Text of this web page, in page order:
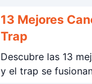
13 Mejores
Trap
Descubre las 13
y el trap se